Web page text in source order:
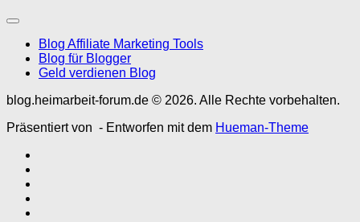
Blog Affiliate Marketing Tools
Blog für Blogger
Geld verdienen Blog
blog.heimarbeit-forum.de © 2026. Alle Rechte vorbehalten.
Präsentiert von - Entworfen mit dem Hueman-Theme